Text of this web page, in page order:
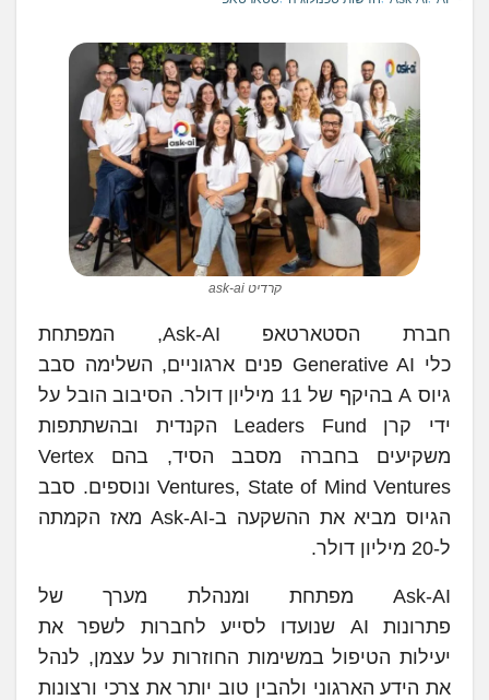
קרדיט ask-ai
חברת הסטארטאפ Ask-AI, המפתחת
כלי Generative AI פנים ארגוניים, השלימה סבב
גיוס A בהיקף של 11 מיליון דולר. הסיבוב הובל על
ידי קרן Leaders Fund הקנדית ובהשתתפות
משקיעים בחברה מסבב הסיד, בהם Vertex
Ventures, State of Mind Ventures ונוספים. סבב
הגיוס מביא את ההשקעה ב-Ask-AI מאז הקמתה
ל-20 מיליון דולר.
Ask-AI מפתחת ומנהלת מערך של
פתרונות AI שנועדו לסייע לחברות לשפר את
יעילות הטיפול במשימות החוזרות על עצמן, לנהל
את הידע הארגוני ולהבין טוב יותר את צרכי ורצונות